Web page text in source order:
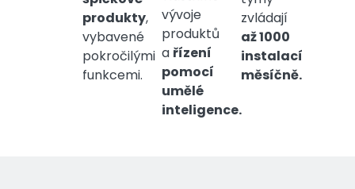
produkty,
vybavené
pokročilými
funkcemi.
vývoje
produktů
a řízení
pomocí
umělé
inteligence.
zvládají
až 1000
instalací
měsíčně.